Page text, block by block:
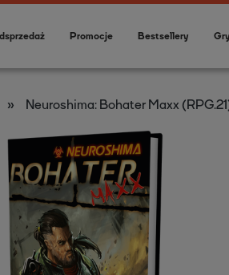
Promocje Bestsellery
» Neuroshima: Bohater Maxx